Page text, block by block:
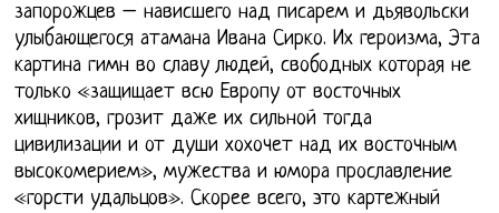
запорожцев – нависшего над писарем и дьявольски
улыбающегося атамана Ивана Сирко. Их героизма, Эта
картина гимн во славу людей, свободных которая не
только «защищает всю Европу от восточных
хищников, грозит даже их сильной тогда
цивилизации и от души хохочет над их восточным
высокомерием», мужества и юмора прославление
«горсти удальцов». Скорее всего, это картежный